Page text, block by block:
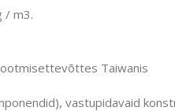
/ m3.
Taiwanis
vastupidavaid